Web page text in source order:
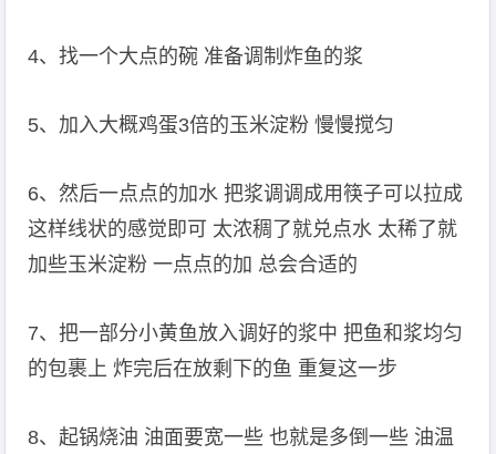
4、找一个大点的碗 准备调制炸鱼的浆
5、加入大概鸡蛋3倍的玉米淀粉 慢慢搅匀
6、然后一点点的加水 把浆调调成用筷子可以拉成
这样线状的感觉即可 太浓稠了就兑点水 太稀了就
加些玉米淀粉 一点点的加 总会合适的
7、把一部分小黄鱼放入调好的浆中 把鱼和浆均匀
的包裹上 炸完后在放剩下的鱼 重复这一步
8、起锅烧油 油面要宽一些 也就是多倒一些 油温